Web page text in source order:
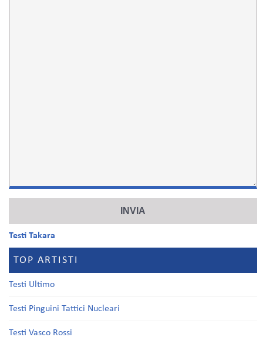
Testi Takara
TOP ARTISTI
Testi Ultimo
Testi Pinguini Tattici Nucleari
Testi Vasco Rossi